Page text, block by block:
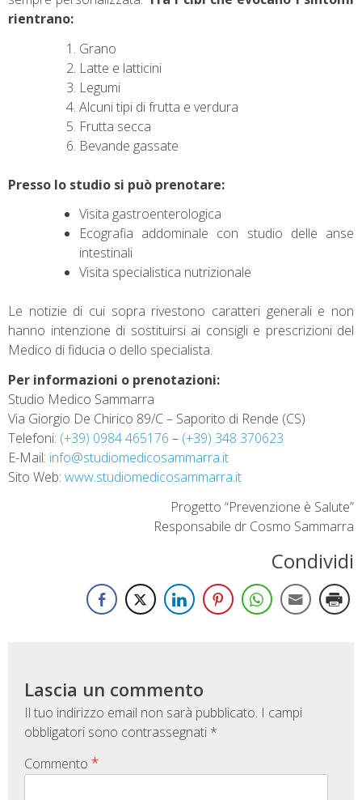
rientrano:
Grano
Latte e latticini
Legumi
Alcuni tipi di frutta e verdura
Frutta secca
Bevande gassate
Presso lo studio si può prenotare:
Visita gastroenterologica
Ecografia addominale con studio delle anse
intestinali
Visita specialistica nutrizionale
Le notizie di cui sopra rivestono caratteri generali e non
hanno intenzione di sostituirsi ai consigli e prescrizioni del
Medico di fiducia o dello specialista.
Per informazioni o prenotazioni:
Studio Medico Sammarra
Via Giorgio De Chirico 89/C – Saporito di Rende (CS)
Telefoni: (+39) 0984 465176 – (+39) 348 370623
E-Mail: info@studiomedicosammarra.it
Sito Web: www.studiomedicosammarra.it
Progetto “Prevenzione è Salute”
Responsabile dr Cosmo Sammarra
Condividi
Lascia un commento
Il tuo indirizzo email non sarà pubblicato. I campi
obbligatori sono contrassegnati *
Commento *